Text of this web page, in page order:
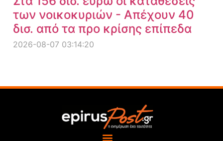
των νοικοκυριών - Απέχουν 40
δισ. από τα προ κρίσης επίπεδα
2026-08-07 03:14:20